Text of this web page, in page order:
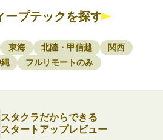
ープテックを探す
東海 北陸・甲信越
関西
フルリモートのみ
スタクラだからできる
スタートアップレビュー